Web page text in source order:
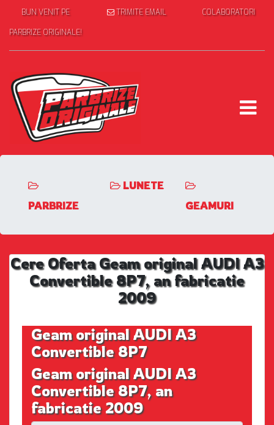
BUN VENIT PE
PARBRIZE ORIGINALE!
TRIMITE EMAIL COLABORATORI
PARBRIZE
LUNETE
GEAMURI
Cere Oferta Geam original AUDI A3
Convertible 8P7, an fabricatie
2009
Geam original AUDI A3
Convertible 8P7
Geam original AUDI A3
Convertible 8P7, an
fabricatie 2009